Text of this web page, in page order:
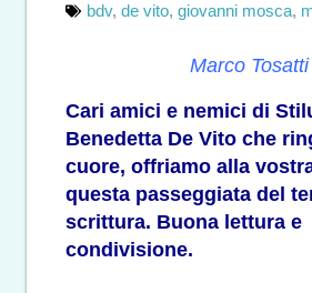
bdv, de vito, giovanni mosca,
Marco Tosatti
Cari amici e nemici di
Benedetta De Vito che
cuore, offriamo alla
questa passeggiata del
scrittura. Buona lettura e
condivisione.